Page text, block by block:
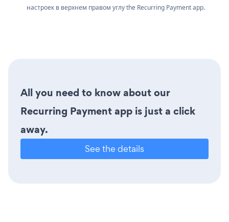
настроек в верхнем правом углу the Recurring Payment app.
All you need to know about our
Recurring Payment app is just a click
away.
See the details